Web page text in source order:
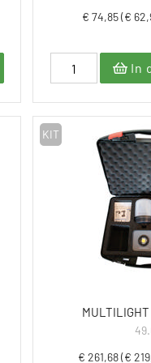
€ 74,85 (€
In
KIT
€ 261,68 (€